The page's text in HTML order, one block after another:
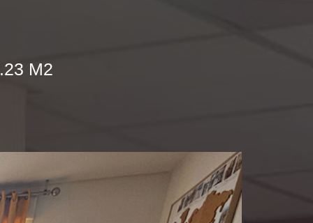
M2